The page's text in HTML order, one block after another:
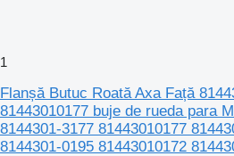
1
Flanșă Butuc Roată Axa Față
81443010177 buje de rueda para
8144301-3177 81443010177
8144301-0195 81443010172